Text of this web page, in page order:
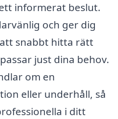
informerat beslut.
och ger dig
snabbt hitta rätt
just dina behov.
om en
eller underhåll, så
i ditt